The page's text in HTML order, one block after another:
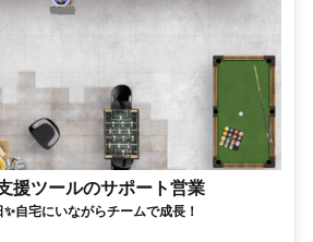
援ツールのサポート営業
自宅にいながらチームで成長！